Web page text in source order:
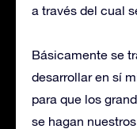
a través del cual
Básicamente se
desarrollar en sí
para que los
se hagan